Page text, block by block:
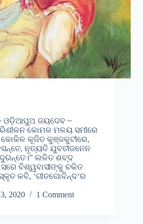
ଓଡ଼ିଆପୁଅ ଜୟଦେବ ~
କୋମଳ ମଳୟ ସମୀରେ
କୂଜିତ କୁଞ୍ଜକୁଟୀରେ,
ନୃତ୍ୟତି ଯୁବତୀଜନେନ
ଲଳିତ ଶବ୍ଦ
ବିଶ୍ୱବାସୀଙ୍କୁ ଚକିତ
କବି, ‘ଗୀତଗୋବିନ୍ଦ‘ର
2020 1 Comment